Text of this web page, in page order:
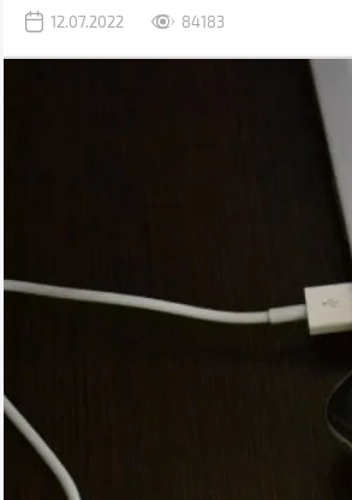
допоможе абсолютно. Якщо його вкрали, IMEI
12.07.2022 84183